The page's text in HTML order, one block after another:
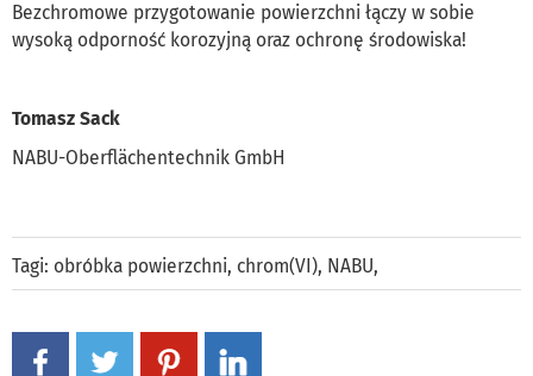
Bezchromowe przygotowanie powierzchni łączy w sobie
wysoką odporność korozyjną oraz ochronę środowiska!
Tomasz Sack
NABU-Oberflächentechnik GmbH
Tagi: obróbka powierzchni, chrom(VI), NABU,